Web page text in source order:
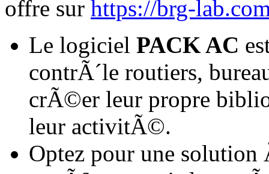
offre sur https://brg-
Le logiciel PACK AC
contrÃ´le routiers,
crÃ©er leur propre
leur activitÃ©.
Optez pour une